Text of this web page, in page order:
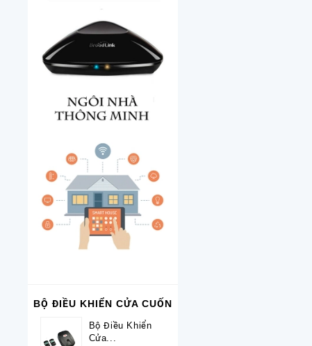
BỘ ĐIỀU KHIỂN CỬA CUỐN
Bộ Điều Khiển
Cửa...